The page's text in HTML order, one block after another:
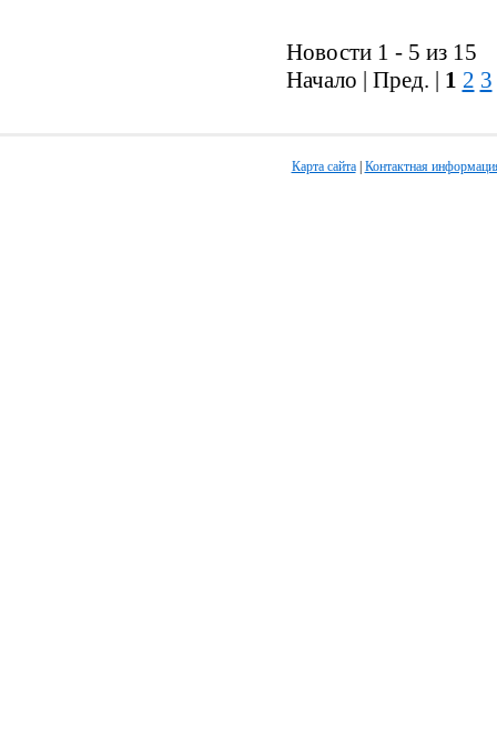
Новости 1 - 5 из 15
Начало | Пред. | 1 2 3
Карта сайта| Контактная